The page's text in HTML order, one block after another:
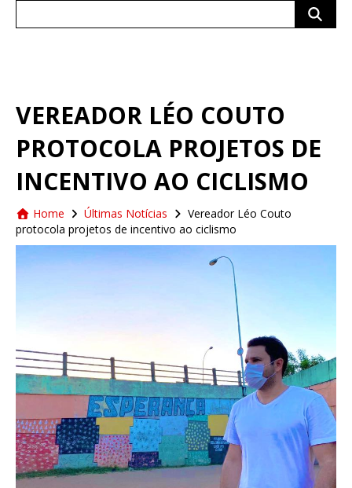
VEREADOR LÉO COUTO
PROTOCOLA PROJETOS DE
INCENTIVO AO CICLISMO
Home Últimas Notícias
Vereador Léo Couto
protocola projetos de incentivo ao ciclismo